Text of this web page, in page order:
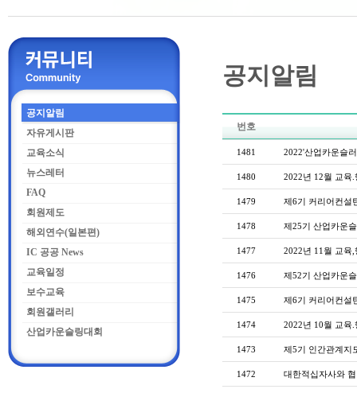
공지알림
자유게시판
교육소식
뉴스레터
FAQ
회원제도
해외연수(일본편)
IC 공공 News
교육일정
보수교육
회원갤러리
산업카운슬링대회
공지알림
번호
1481 2022'산업카운슬
1480 2022년 12월 교육
1479 제6기 커리어컨설
1478 제25기 산업카운
1477 2022년 11월 교육
1476 제52기 산업카운
1475 제6기 커리어컨설
1474 2022년 10월 교육
1473 제5기 인간관계지
1472 대한적십자사와